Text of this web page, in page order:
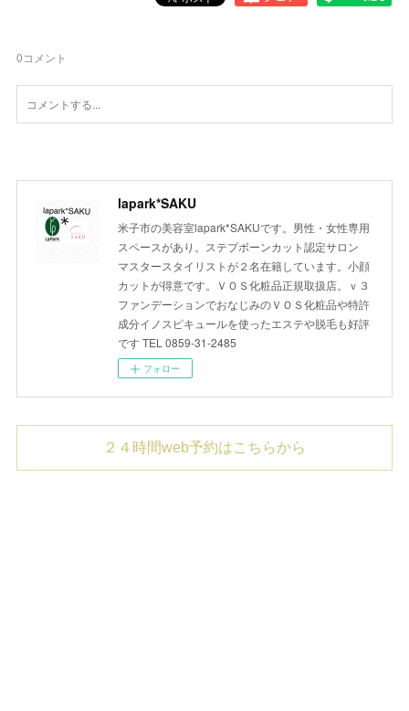
0コメント
lapark*SAKU
米子市の美容室lapark*SAKUです。男性・女性専用
スペースがあり。ステプボーンカット認定サロン
マスタースタイリストが２名在籍しています。小顔
カットが得意です。ＶＯＳ化粧品正規取扱店。ｖ３
ファンデーションでおなじみのＶＯＳ化粧品や特許
成分イノスピキュールを使ったエステや脱毛も好評
です TEL 0859-31-2485
フォロー
２４時間web予約はこちらから